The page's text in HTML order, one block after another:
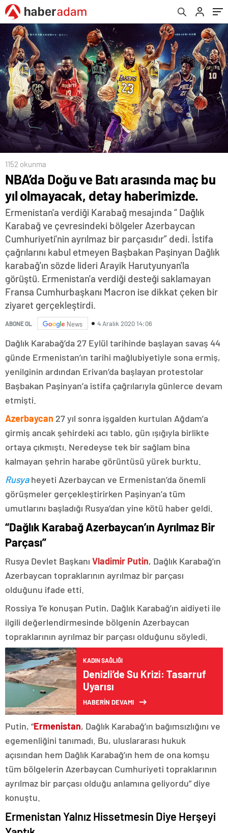
1152 okunma
NBA’da Doğu ve Batı arasında maç bu
yıl olmayacak, detay haberimizde.
Ermenistan'a verdiği Karabağ mesajında “ Dağlık
Karabağ ve çevresindeki bölgeler Azerbaycan
Cumhuriyeti'nin ayrılmaz bir parçasıdır” dedi. İstifa
çağrılarını kabul etmeyen Başbakan Paşinyan Dağlık
karabağ'ın sözde lideri Arayik Harutyunyan'la
görüştü. Ermenistan'a verdiği desteği saklamayan
Fransa Cumhurbaşkanı Macron ise dikkat çeken bir
ziyaret gerçekleştirdi.
ABONE OL News 4 Aralık 2020 14:06
Dağlık Karabağ’da 27 Eylül tarihinde başlayan savaş 44
günde Ermenistan’ın tarihi mağlubiyetiyle sona ermiş,
yenilginin ardından Erivan’da başlayan protestolar
Başbakan Paşinyan’a istifa çağrılarıyla günlerce devam
etmişti.
Azerbaycan 27 yıl sonra işgalden kurtulan Ağdam’a
girmiş ancak şehirdeki acı tablo, gün ışığıyla birlikte
ortaya çıkmıştı. Neredeyse tek bir sağlam bina
kalmayan şehrin harabe görüntüsü yürek burktu.
Rusyaheyeti Azerbaycan ve Ermenistan’da önemli
görüşmeler gerçekleştirirken Paşinyan’a tüm
umutlarını başladığı Rusya’dan yine kötü haber geldi.
“Dağlık Karabağ Azerbaycan’ın Ayrılmaz Bir
Parçası”
Rusya Devlet Başkanı Vladimir Putin, Dağlık Karabağ’ın
Azerbaycan topraklarının ayrılmaz bir parçası
olduğunu ifade etti.
Rossiya 1’e konuşan Putin, Dağlık Karabağ’ın aidiyeti ile
ilgili değerlendirmesinde bölgenin Azerbaycan
topraklarının ayrılmaz bir parçası olduğunu söyledi.
KADIN SAĞLIĞI
Denizli’de Su Krizi: Tasarruf
Uyarısı
HABERİN DEVAMI
Putin, “Ermenistan, Dağlık Karabağ’ın bağımsızlığını ve
egemenliğini tanımadı. Bu, uluslararası hukuk
açısından hem Dağlık Karabağ’ın hem de ona komşu
tüm bölgelerin Azerbaycan Cumhuriyeti topraklarının
ayrılmaz bir parçası olduğu anlamına geliyordu” diye
konuştu.
Ermenistan Yalnız Hissetmesin Diye Herşeyi